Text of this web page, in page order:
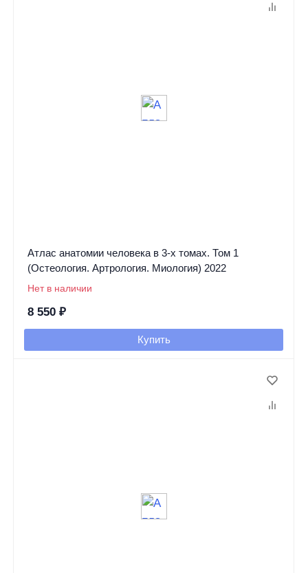
Атлас анатомии человека в 3-х томах. Том 1
(Остеология. Артрология. Миология) 2022
Нет в наличии
8 550 ₽
Купить